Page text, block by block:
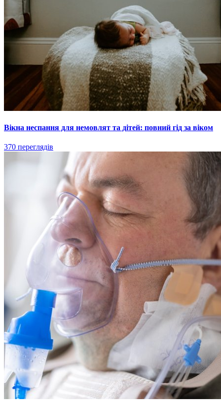
Вікна неспання для немовлят та дітей: повний гід за віком
370 переглядів